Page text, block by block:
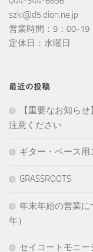
szki@d5.dion.ne.jp
営業時間：9：00-19
定休日：水曜日
最近の投稿
【重要なお知ら
注意ください
ギター・ベース用
GRASSROOTS
年末年始の営業
年）
セイコートモニ